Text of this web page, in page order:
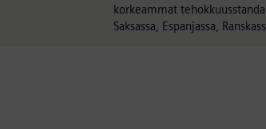
korkeammat
Saksassa, Espanjassa,